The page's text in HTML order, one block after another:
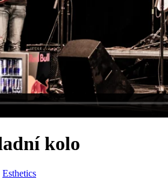
kolo
Esthetics